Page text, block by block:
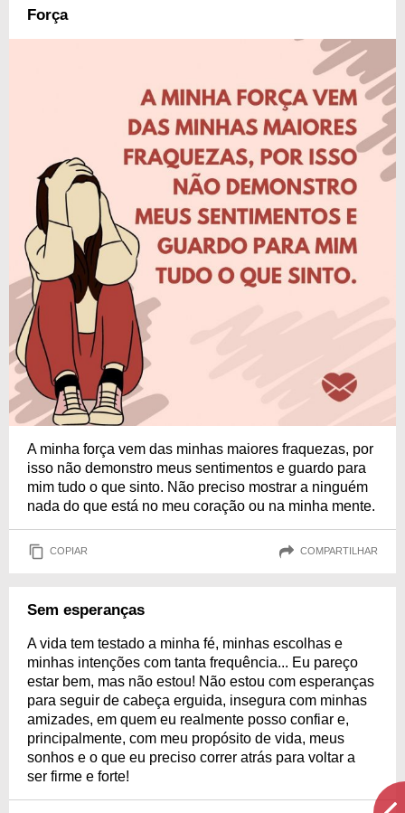
Força
A minha força vem das minhas maiores fraquezas, por
isso não demonstro meus sentimentos e guardo para
mim tudo o que sinto. Não preciso mostrar a ninguém
nada do que está no meu coração ou na minha mente.
COPIAR COMPARTILHAR
Sem esperanças
A vida tem testado a minha fé, minhas escolhas e
minhas intenções com tanta frequência... Eu pareço
estar bem, mas não estou! Não estou com esperanças
para seguir de cabeça erguida, insegura com minhas
amizades, em quem eu realmente posso confiar e,
principalmente, com meu propósito de vida, meus
sonhos e o que eu preciso correr atrás para voltar a
ser firme e forte!